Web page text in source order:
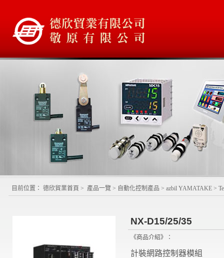
目前位置： 德欣貿業首頁 > 產品一覽 > 自動化控制產品 > azbil YAMATAKE >
NX-D15/25/35
《商品介紹》：
計裝網路控制器模組